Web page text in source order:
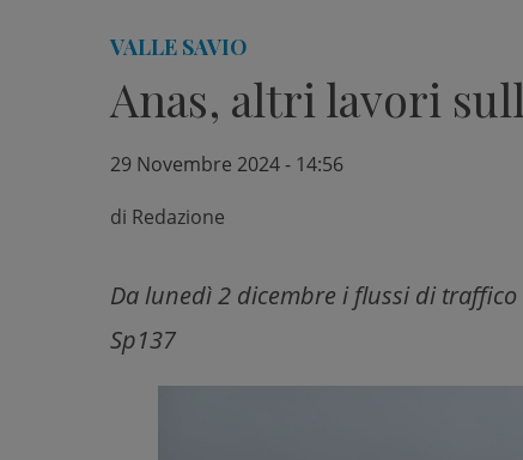
VALLE SAVIO
Anas, altri lavori
29 Novembre 2024 - 14:56
di Redazione
Da lunedì 2 dicembre i flussi di
Sp137